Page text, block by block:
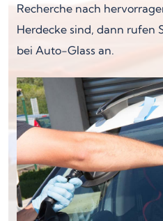
Recherche nach
Herdecke sind, dann rufen
bei Auto-Glass an.